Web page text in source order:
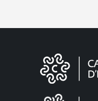
Informazioni